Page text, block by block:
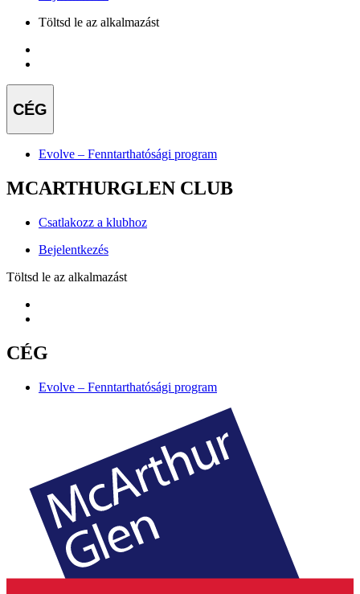
Töltsd le az alkalmazást
CÉG
Evolve – Fenntarthatósági program
MCARTHURGLEN CLUB
Csatlakozz a klubhoz
Bejelentkezés
Töltsd le az alkalmazást
CÉG
Evolve – Fenntarthatósági program